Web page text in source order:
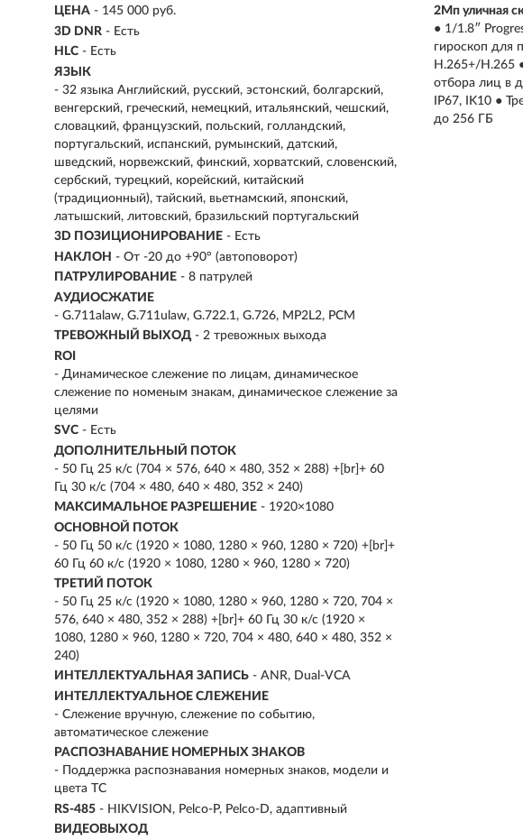
ЦЕНА - 145 000 руб.
3D DNR - Есть
HLC - Есть
ЯЗЫК
- 32 языка Английский, русский, эстонский, болгарский,
венгерский, греческий, немецкий, итальянский, чешский,
словацкий, французский, польский, голландский,
португальский, испанский, румынский, датский,
шведский, норвежский, финский, хорватский, словенский,
сербский, турецкий, корейский, китайский
(традиционный), тайский, вьетнамский, японский,
латышский, литовский, бразильский португальский
3D ПОЗИЦИОНИРОВАНИЕ - Есть
НАКЛОН - От -20 до +90° (автоповорот)
ПАТРУЛИРОВАНИЕ - 8 патрулей
АУДИОСЖАТИЕ
- G.711alaw, G.711ulaw, G.722.1, G.726, MP2L2, PCM
ТРЕВОЖНЫЙ ВЫХОД - 2 тревожных выхода
ROI
- Динамическое слежение по лицам, динамическое
слежение по номеным знакам, динамическое слежение за
целями
SVC - Есть
ДОПОЛНИТЕЛЬНЫЙ ПОТОК
- 50 Гц 25 к/с (704 × 576, 640 × 480, 352 × 288) +[br]+ 60
Гц 30 к/с (704 × 480, 640 × 480, 352 × 240)
МАКСИМАЛЬНОЕ РАЗРЕШЕНИЕ - 1920×1080
ОСНОВНОЙ ПОТОК
- 50 Гц 50 к/с (1920 × 1080, 1280 × 960, 1280 × 720) +[br]+
60 Гц 60 к/с (1920 × 1080, 1280 × 960, 1280 × 720)
ТРЕТИЙ ПОТОК
- 50 Гц 25 к/с (1920 × 1080, 1280 × 960, 1280 × 720, 704 ×
576, 640 × 480, 352 × 288) +[br]+ 60 Гц 30 к/с (1920 ×
1080, 1280 × 960, 1280 × 720, 704 × 480, 640 × 480, 352 ×
240)
ИНТЕЛЛЕКТУАЛЬНАЯ ЗАПИСЬ - ANR, Dual-VCA
ИНТЕЛЛЕКТУАЛЬНОЕ СЛЕЖЕНИЕ
- Слежение вручную, слежение по событию,
автоматическое слежение
РАСПОЗНАВАНИЕ НОМЕРНЫХ ЗНАКОВ
- Поддержка распознавания номерных знаков, модели и
цвета ТС
RS-485 - HIKVISION, Pelco-P, Pelco-D, адаптивный
ВИДЕОВЫХОД
2Мп уличная
● 1/1.8″
гироскоп для
H.265+/H.265
отбора лиц в
IP67, IK10 ●
до 256 ГБ